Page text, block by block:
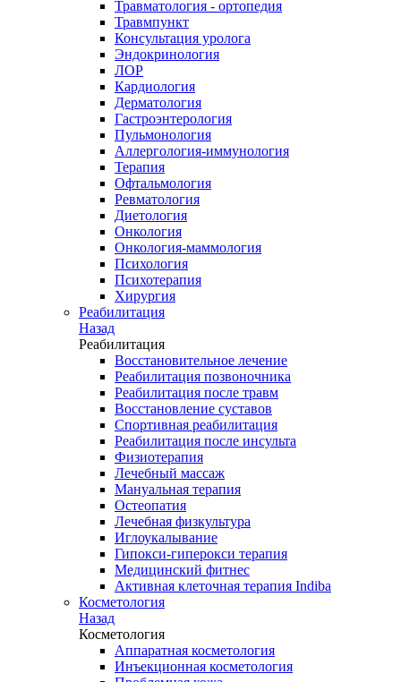
Травматология - ортопедия
Травмпункт
Консультация уролога
Эндокринология
ЛОР
Кардиология
Дерматология
Гастроэнтерология
Пульмонология
Аллергология-иммунология
Терапия
Офтальмология
Ревматология
Диетология
Онкология
Онкология-маммология
Психология
Психотерапия
Хирургия
Реабилитация
Назад
Реабилитация
Восстановительное лечение
Реабилитация позвоночника
Реабилитация после травм
Восстановление суставов
Спортивная реабилитация
Реабилитация после инсульта
Физиотерапия
Лечебный массаж
Мануальная терапия
Остеопатия
Лечебная физкультура
Иглоукалывание
Гипокси-гиперокси терапия
Медицинский фитнес
Активная клеточная терапия Indiba
Косметология
Назад
Косметология
Аппаратная косметология
Инъекционная косметология